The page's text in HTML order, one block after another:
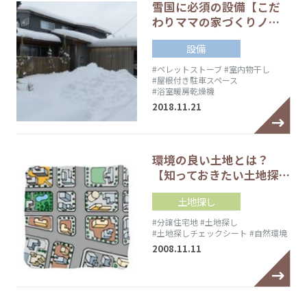
雪国に必須の設備【こだ
わりママの家づくりノ…
設備
#ペレットストーブ#室内物干し
#屋根付き駐車スペース
#浴室暖房乾燥機
2018.11.21
環境の良い土地とは？
【知っておきたい土地探…
土地探し
#分譲住宅地#土地探し
#土地探しチェックシート #自然環境
2008.11.11